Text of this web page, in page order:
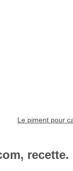
Le piment pour
recette.